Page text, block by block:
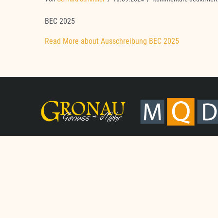
BEC 2025
Read More about Ausschreibung BEC 2025